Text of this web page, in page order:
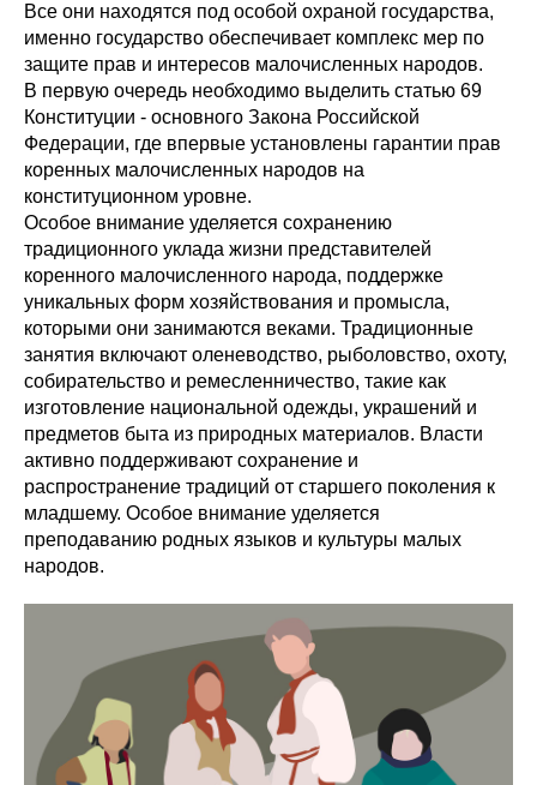
Все они находятся под особой охраной государства,
именно государство обеспечивает комплекс мер по
защите прав и интересов малочисленных народов.
В первую очередь необходимо выделить статью 69
Конституции - основного Закона Российской
Федерации, где впервые установлены гарантии прав
коренных малочисленных народов на
конституционном уровне.
Особое внимание уделяется сохранению
традиционного уклада жизни представителей
коренного малочисленного народа, поддержке
уникальных форм хозяйствования и промысла,
которыми они занимаются веками. Традиционные
занятия включают оленеводство, рыболовство, охоту,
собирательство и ремесленничество, такие как
изготовление национальной одежды, украшений и
предметов быта из природных материалов. Власти
активно поддерживают сохранение и
распространение традиций от старшего поколения к
младшему. Особое внимание уделяется
преподаванию родных языков и культуры малых
народов.